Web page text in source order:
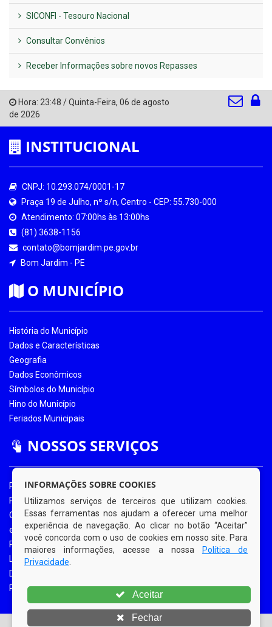
SICONFI - Tesouro Nacional
Consultar Convênios
Receber Informações sobre novos Repasses
Hora: 23:48 /Quinta-Feira, 06 de agosto
de 2026
INSTITUCIONAL
CNPJ: 10.293.074/0001-17
Praça 19 de Julho, nº s/n, Centro - CEP: 55.730-000
Atendimento: 07:00hs às 13:00hs
(81) 3638-1156
contato@bomjardim.pe.gov.br
Bom Jardim - PE
O MUNICÍPIO
História do Município
Dados e Características
Geografia
Dados Econômicos
Símbolos do Município
Hino do Município
Feriados Municipais
NOSSOS SERVIÇOS
Portal da Transparência
Portal da Transparência COVID-19
Ouvidoria Eletrônica
e-SIC
Processos de Licitação
Licitações em Andamento
Diário Oficial
Portal do Contribuinte
INFORMAÇÕES SOBRE COOKIES
Utilizamos serviços de terceiros que utilizam cookies.
Essas ferramentas nos ajudam a oferecer uma melhor
experiência de navegação. Ao clicar no botão “Aceitar”
você concorda com o uso de cookies em nosso site. Para
maiores informações, acesse a nossa
Política de
Privacidade
Aceitar
Fechar